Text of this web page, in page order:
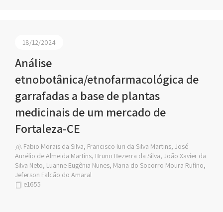
18/12/2024
Análise
etnobotânica/etnofarmacológica de
garrafadas a base de plantas
medicinais de um mercado de
Fortaleza-CE
Fabio Morais da Silva, Francisco Iuri da Silva Martins, José
Aurélio de Almeida Martins, Bruno Bezerra da Silva, João Xavier da
Silva Neto, Luanne Eugênia Nunes, Maria do Socorro Moura Rufino,
Jeferson Falcão do Amaral
e1655